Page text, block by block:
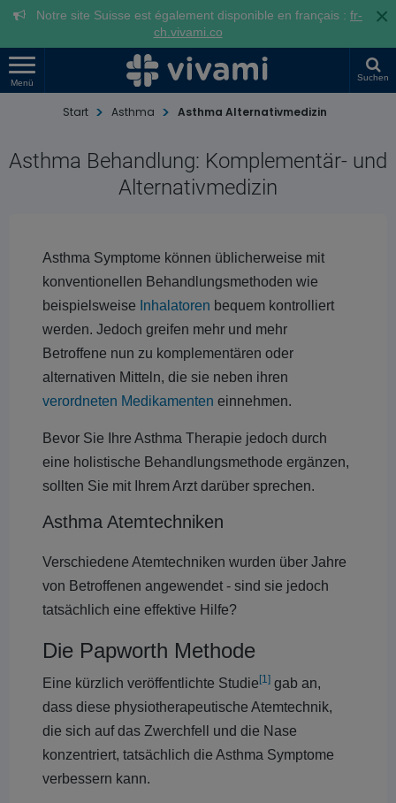
Notre site Suisse est également disponible en français : fr-
ch.vivami.co
×
Menü
Suchen
Start Asthma Asthma Alternativmedizin
Asthma Behandlung: Komplementär- und
Alternativmedizin
Asthma Symptome können üblicherweise mit
konventionellen Behandlungsmethoden wie
beispielsweise Inhalatoren bequem kontrolliert
werden. Jedoch greifen mehr und mehr
Betroffene nun zu komplementären oder
alternativen Mitteln, die sie neben ihren
verordneten Medikamenten einnehmen.
Bevor Sie Ihre Asthma Therapie jedoch durch
eine holistische Behandlungsmethode ergänzen,
sollten Sie mit Ihrem Arzt darüber sprechen.
Asthma Atemtechniken
Verschiedene Atemtechniken wurden über Jahre
von Betroffenen angewendet - sind sie jedoch
tatsächlich eine effektive Hilfe?
Die Papworth Methode
Eine kürzlich veröffentlichte Studie [1] gab an,
dass diese physiotherapeutische Atemtechnik,
die sich auf das Zwerchfell und die Nase
konzentriert, tatsächlich die Asthma Symptome
verbessern kann.